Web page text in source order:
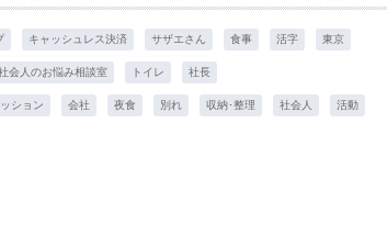
キャッシュレス決済 サザエさん 食事 活字 東京
会人のお悩み相談室 トイレ 社長
ション 会社 夜食 別れ 収納･整理 社会人 活動